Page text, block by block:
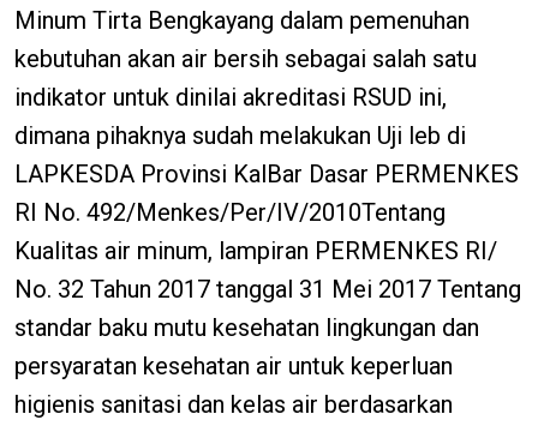
Minum Tirta Bengkayang dalam pemenuhan
kebutuhan akan air bersih sebagai salah satu
indikator untuk dinilai akreditasi RSUD ini,
dimana pihaknya sudah melakukan Uji leb di
LAPKESDA Provinsi KalBar Dasar PERMENKES
RI No. 492/Menkes/Per/IV/2010Tentang
Kualitas air minum, lampiran PERMENKES RI/
No. 32 Tahun 2017 tanggal 31 Mei 2017 Tentang
standar baku mutu kesehatan lingkungan dan
persyaratan kesehatan air untuk keperluan
higienis sanitasi dan kelas air berdasarkan